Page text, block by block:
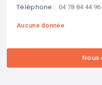
Téléphone: 04 78 84 44 96
Aucune donnée